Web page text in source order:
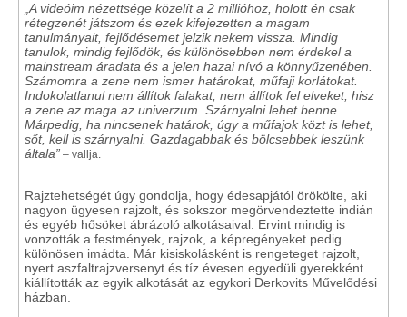
„A videóim nézettsége közelít a 2 millióhoz, holott én csak
rétegzenét játszom és ezek kifejezetten a magam
tanulmányait, fejlődésemet jelzik nekem vissza. Mindig
tanulok, mindig fejlődök, és különösebben nem érdekel a
mainstream áradata és a jelen hazai nívó a könnyűzenében.
Számomra a zene nem ismer határokat, műfaji korlátokat.
Indokolatlanul nem állítok falakat, nem állítok fel elveket, hisz
a zene az maga az univerzum. Szárnyalni lehet benne.
Márpedig, ha nincsenek határok, úgy a műfajok közt is lehet,
sőt, kell is szárnyalni. Gazdagabbak és bölcsebbek leszünk
általa” – vallja.
Rajztehetségét úgy gondolja, hogy édesapjától örökölte, aki
nagyon ügyesen rajzolt, és sokszor megörvendeztette indián
és egyéb hősöket ábrázoló alkotásaival. Ervint mindig is
vonzották a festmények, rajzok, a képregényeket pedig
különösen imádta. Már kisiskolásként is rengeteget rajzolt,
nyert aszfaltrajzversenyt és tíz évesen egyedüli gyerekként
kiállították az egyik alkotását az egykori Derkovits Művelődési
házban.